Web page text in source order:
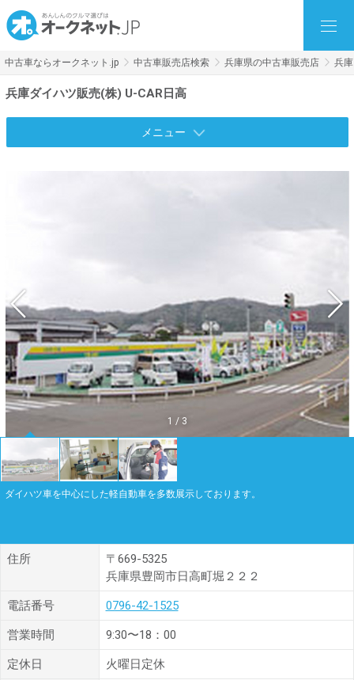
中古車ならオークネット.jp 中古車販売店検索 兵庫県の中古車販売店 兵
兵庫ダイハツ販売(株) U-CAR日高
メニュー
1 / 3
ダイハツ車を中心にした軽自動車を多数展示しております。
住所
〒669-5325
兵庫県豊岡市日高町堀２２２
電話番号 0796-42-1525
営業時間 9:30〜18：00
定休日 火曜日定休